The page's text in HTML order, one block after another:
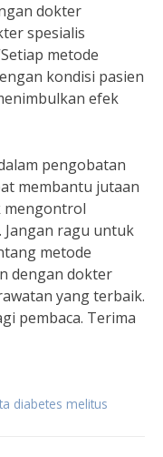
dokter
spesialis
metode
kondisi pasien
efek
pengobatan
membantu jutaan
mengontrol
ragu untuk
metode
dengan dokter
yang terbaik.
pembaca. Terima
diabetes melitus